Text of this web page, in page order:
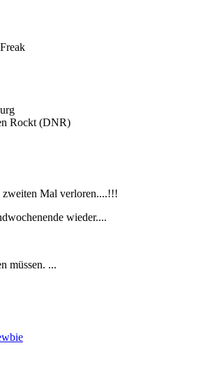
Rockt (DNR)
zweiten Mal verloren....!!!
wieder....
müssen. ...